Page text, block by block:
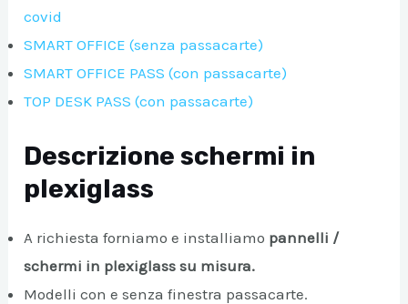
covid
SMART OFFICE (senza passacarte)
SMART OFFICE PASS (con passacarte)
TOP DESK PASS (con passacarte)
Descrizione schermi in
plexiglass
A richiesta forniamo e installiamo pannelli /
schermi in plexiglass su misura.
Modelli con e senza finestra passacarte.